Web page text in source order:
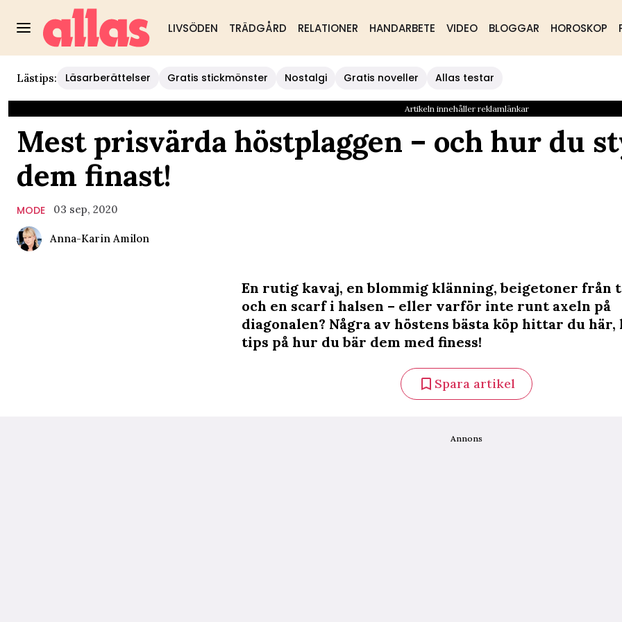
LIVSÖDEN TRÄDGÅRD RELATIONER HANDARBETE VIDEO BLOGGAR HOROSKOP
Lästips: Läsarberättelser Gratis stickmönster Nostalgi Gratis noveller Allas testar
Artikeln innehåller reklamlänkar
Mest prisvärda höstplaggen – och hur du
dem finast!
MODE 03 sep, 2020
Anna-Karin Amilon
En rutig kavaj, en blommig klänning, beigetoner från
och en scarf i halsen – eller varför inte runt axeln på
diagonalen? Några av höstens bästa köp hittar du här,
tips på hur du bär dem med finess!
Spara artikel
Annons